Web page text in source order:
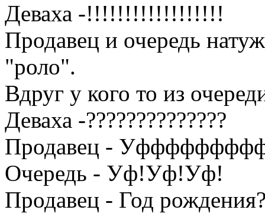
Деваха -!!!!!!!!!!!!!!!!!!
Продавец и очередь
"роло".
Вдруг у кого то из
Деваха -??????????????
Продавец -
Очередь - Уф!Уф!Уф!
Продавец - Год